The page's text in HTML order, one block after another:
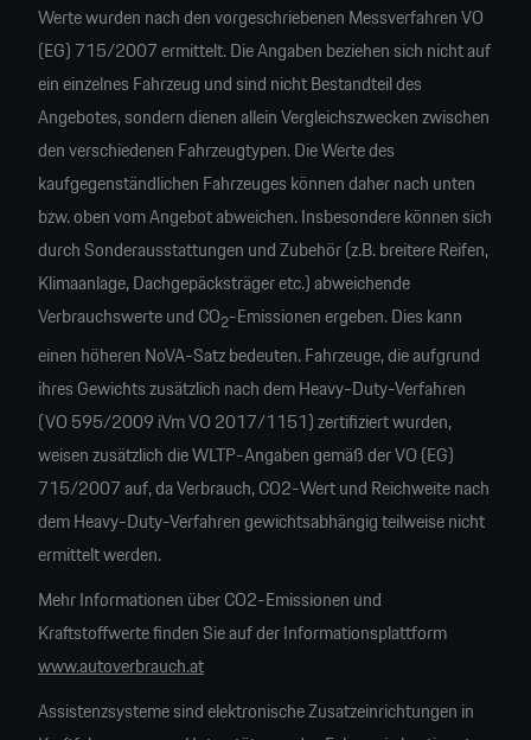
Werte wurden nach den vorgeschriebenen Messverfahren VO
(EG) 715/2007 ermittelt. Die Angaben beziehen sich nicht auf
ein einzelnes Fahrzeug und sind nicht Bestandteil des
Angebotes, sondern dienen allein Vergleichszwecken zwischen
den verschiedenen Fahrzeugtypen. Die Werte des
kaufgegenständlichen Fahrzeuges können daher nach unten
bzw. oben vom Angebot abweichen. Insbesondere können sich
durch Sonderausstattungen und Zubehör (z.B. breitere Reifen,
Klimaanlage, Dachgepäcksträger etc.) abweichende
Verbrauchswerte und CO2-Emissionen ergeben. Dies kann
einen höheren NoVA-Satz bedeuten. Fahrzeuge, die aufgrund
ihres Gewichts zusätzlich nach dem Heavy-Duty-Verfahren
(VO 595/2009 iVm VO 2017/1151) zertifiziert wurden,
weisen zusätzlich die WLTP-Angaben gemäß der VO (EG)
715/2007 auf, da Verbrauch, CO2-Wert und Reichweite nach
dem Heavy-Duty-Verfahren gewichtsabhängig teilweise nicht
ermittelt werden.
Mehr Informationen über CO2-Emissionen und
Kraftstoffwerte finden Sie auf der Informationsplattform
www.autoverbrauch.at
Assistenzsysteme sind elektronische Zusatzeinrichtungen in